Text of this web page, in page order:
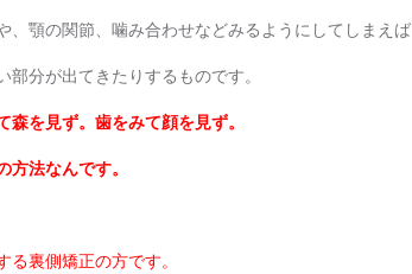
、顎の関節、噛み合わせなどみるようにしてしまえば
部分が出てきたりするものです。
森を見ず。歯をみて顔を見ず。
方法なんです。
る裏側矯正の方です。